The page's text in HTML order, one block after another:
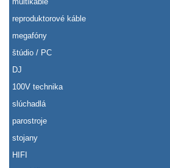
reproduktorové káble
megafóny
štúdio / PC
DJ
100V technika
slúchadlá
parostroje
stojany
HIFI